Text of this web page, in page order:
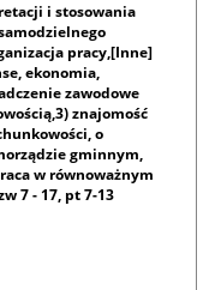
i stosowania
pracy,[Inne]
ekonomia,
zawodowe
znajomość
o
gminnym,
w równoważnym
7 - 17, pt 7-13